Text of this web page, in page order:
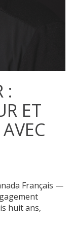
:
ET
Français —
huit ans,